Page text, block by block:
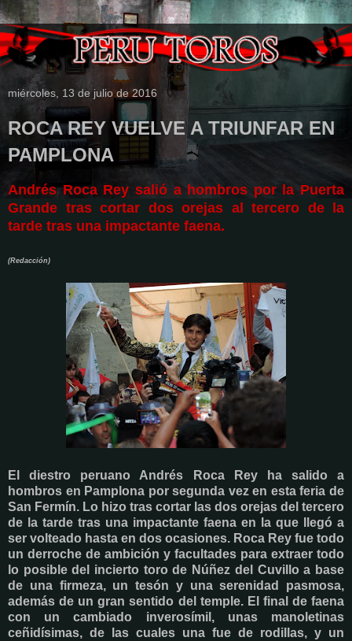
miércoles, 13 de julio de 2016
ROCA REY VUELVE A TRIUNFAR EN
PAMPLONA
Andrés Roca Rey salió a hombros por la Puerta
Grande tras cortar dos orejas al tercero de la
tarde tras una impactante faena.
(Redacción)
El diestro peruano Andrés Roca Rey ha salido a
hombros en Pamplona por segunda vez en esta feria de
San Fermín. Lo hizo tras cortar las dos orejas del tercero
de la tarde tras una impactante faena en la que llegó a
ser volteado hasta en dos ocasiones. Roca Rey fue todo
un derroche de ambición y facultades para extraer todo
lo posible del incierto toro de Núñez del Cuvillo a base
de una firmeza, un tesón y una serenidad pasmosa,
además de un gran sentido del temple. El final de faena
con un cambiado inverosímil, unas manoletinas
ceñidísimas, de las cuales una fue de rodillas, y un